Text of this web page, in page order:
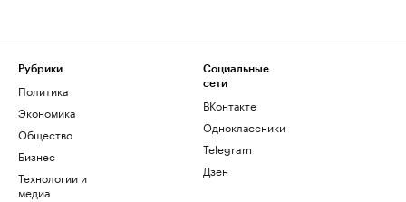
Рубрики
Политика
Экономика
Общество
Бизнес
Технологии и
медиа
Социальные
сети
ВКонтакте
Одноклассники
Telegram
Дзен